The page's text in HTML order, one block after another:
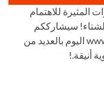
للاهتمام
سيشارككم
موقعنا الإلكتروني www.articlewedding.com اليوم بالعديد من
أنيقة.!